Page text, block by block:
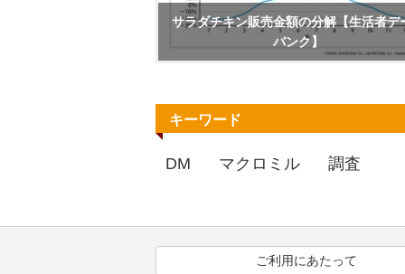
サラダチキン販売金額の分解【生活者デ
バンク】
キーワード
DM マクロミル 調査
ご利用にあたって